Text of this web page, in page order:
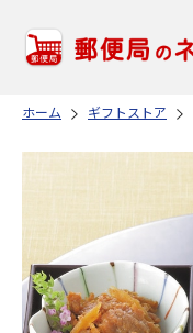
ホーム ギフトストア